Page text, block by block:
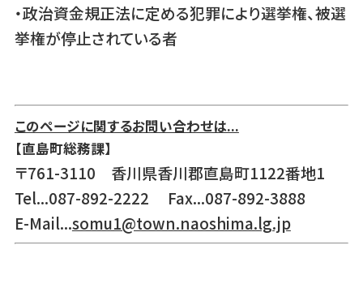
・政治資金規正法に定める犯罪により選挙権、被選
挙権が停止されている者
このページに関するお問い合わせは...
【直島町総務課】
〒761-3110 香川県香川郡直島町1122番地1
Tel...087-892-2222 Fax...087-892-3888
E-Mail...somu1@town.naoshima.lg.jp